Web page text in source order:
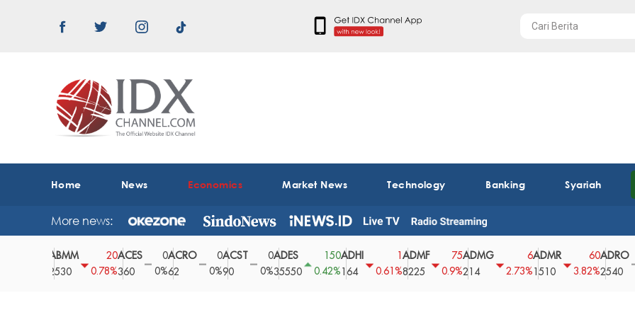
Home News Economics Market News Technology Banking Syariah
More news:
20
0.78%
ACES
360
0
0%
ACRO
0ACST
0
0%
ADES
35550
150
0.42%
ADHI
164
0.61%
ADMF
8225
75
0.9%
ADMG
214
2.73%
ADMR
1510
60
3.82%
ADRO
2540
0
0%